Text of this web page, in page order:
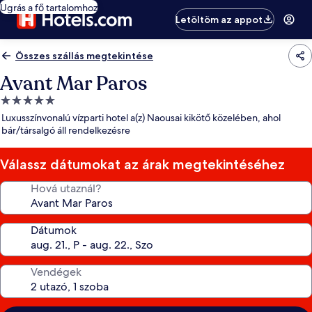
Ugrás a fő tartalomhoz
Letöltöm az appot
Összes szállás megtekintése
Avant Mar Paros
5.0
csillagos
szálláshely
Luxusszínvonalú vízparti hotel a(z) Naousai kikötő közelében, ahol
bár/társalgó áll rendelkezésre
Válassz dátumokat az árak megtekintéséhez
Hová utaznál?
Dátumok
Vendégek